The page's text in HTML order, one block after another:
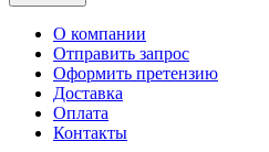
О компании
Отправить запрос
Оформить претензию
Доставка
Оплата
Контакты